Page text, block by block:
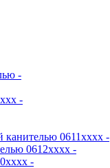
-
-
0611хххх -
0612хххх -
-